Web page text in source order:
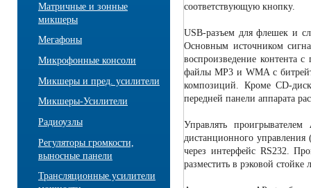
Матричные и зонные
микшеры
Мегафоны
Микрофонные консоли
Микшеры и пред. усилители
Микшеры-Усилители
Радиоузлы
Регуляторы громкости,
выносные панели
Трансляционные усилители
соответствующую кнопку.
USB-разъем для флешек и
Основным источником
воспроизведение контента
файлы MP3 и WMA с
композиций. Кроме CD-
передней панели аппарата
Управлять проигрывателем
дистанционного
через интерфейс RS232.
разместить в рэковой стойке